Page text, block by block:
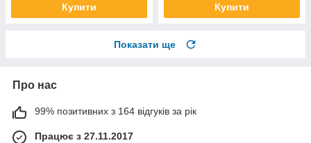
Купити Купити
Показати ще
Про нас
99% позитивних з 164 відгуків за рік
Працює з 27.11.2017